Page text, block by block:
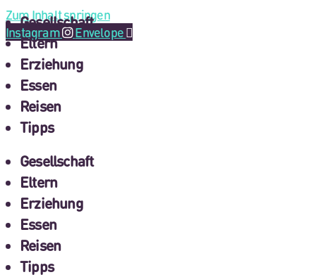
Zum Inhalt springen
Instagram
Envelope
Gesellschaft
Eltern
Erziehung
Essen
Reisen
Tipps
Gesellschaft
Eltern
Erziehung
Essen
Reisen
Tipps